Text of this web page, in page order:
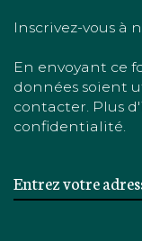
Inscrivez-vous à
En envoyant ce
données soient
contacter. Plus
confidentialité.